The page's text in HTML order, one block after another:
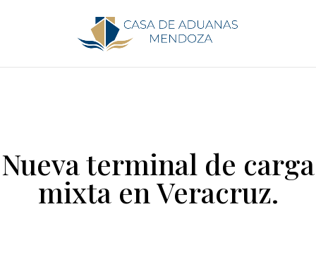
Nueva terminal de carga
mixta en Veracruz.